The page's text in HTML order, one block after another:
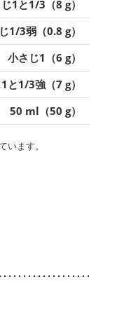
1と1/3（8 g）
1/3弱（0.8 g）
小さじ1（6 g）
と1/3強（7 g）
50 ml（50 g）
ます。